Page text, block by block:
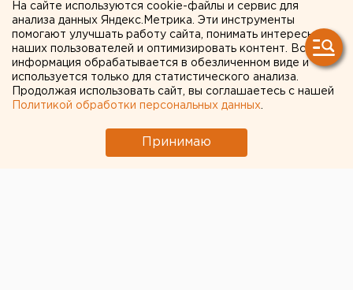
на Йоду из «Звездных
войн»
На сайте используются cookie-файлы и сервис для
анализа данных Яндекс.Метрика. Эти инструменты
помогают улучшать работу сайта, понимать интересы
наших пользователей и оптимизировать контент. Вся
информация обрабатывается в обезличенном виде и
используется только для статистического анализа.
Продолжая использовать сайт, вы соглашаетесь с нашей
Политикой обработки персональных данных
Принимаю